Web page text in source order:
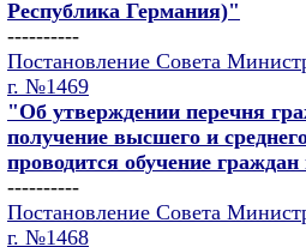
Республика Германия)"
----------
Постановление Совета
г. №1469
"Об утверждении перечня
получение высшего и
проводится обучение
----------
Постановление Совета
г. №1468